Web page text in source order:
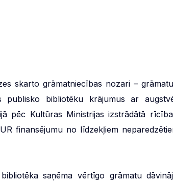
skarto grāmatniecības nozari –
bibliotēku krājumus ar
pēc Kultūras Ministrijas izstrādātā
finansējumu no līdzekļiem
saņēma vērtīgo grāmatu